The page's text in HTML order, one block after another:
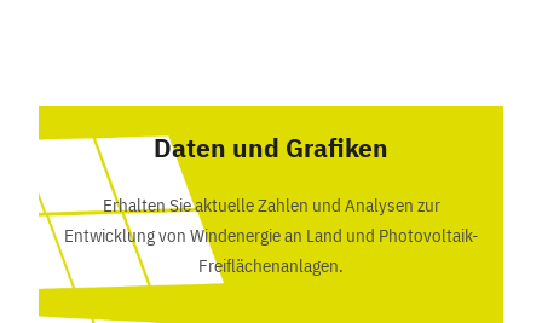
Daten und Grafiken
Erhalten Sie aktuelle Zahlen und Analysen zur
Entwicklung von Windenergie an Land und Photovoltaik-
Freiflächenanlagen.